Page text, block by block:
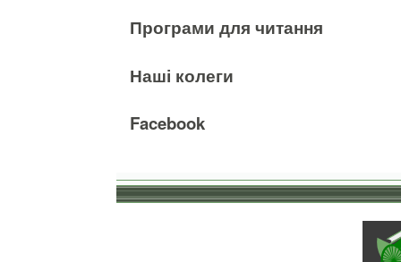
Програми для читання
Наші колеги
Facebook